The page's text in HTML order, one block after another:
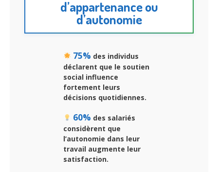
d’appartenance ou
d’autonomie
75% des individus
déclarent que le soutien
social influence
fortement leurs
décisions quotidiennes.
60% des salariés
considèrent que
l’autonomie dans leur
travail augmente leur
satisfaction.